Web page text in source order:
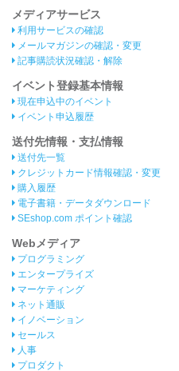
メディアサービス
利用サービスの確認
メールマガジンの確認・変更
記事購読状況確認・解除
イベント登録基本情報
現在申込中のイベント
イベント申込履歴
送付先情報・支払情報
送付先一覧
クレジットカード情報確認・変更
購入履歴
電子書籍・データダウンロード
SEshop.com ポイント確認
Webメディア
プログラミング
エンタープライズ
マーケティング
ネット通販
イノベーション
セールス
人事
プロダクト